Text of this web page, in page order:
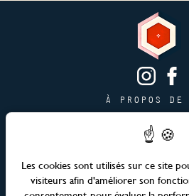
À PROPOS DE
PAGE JOBS
PUBLICITÉ &
PLAN DU
Les cookies sont utilisés sur ce site
visiteurs afin d'améliorer son